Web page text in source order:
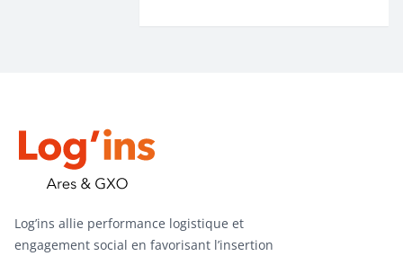
Log’ins allie performance logistique et
engagement social en favorisant l’insertion